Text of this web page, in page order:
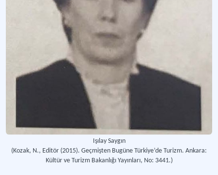
Işılay Saygın
(Kozak, N., Editör (2015). Geçmişten Bugüne Türkiye’de Turizm. Ankara:
Kültür ve Turizm Bakanlığı Yayınları, No: 3441.)